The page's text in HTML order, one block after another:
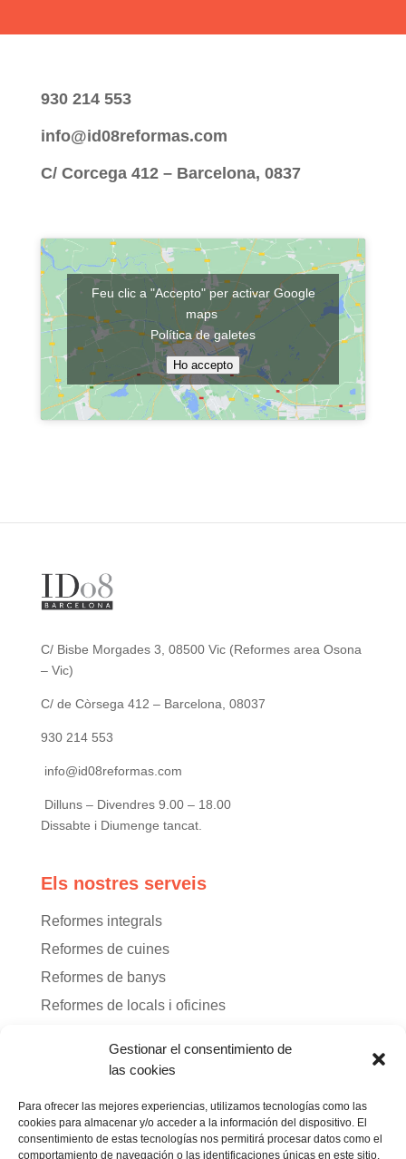
Gestionar el consentimiento de
las cookies
Para ofrecer las mejores experiencias, utilizamos tecnologías como las
cookies para almacenar y/o acceder a la información del dispositivo. El
consentimiento de estas tecnologías nos permitirá procesar datos como el
comportamiento de navegación o las identificaciones únicas en este sitio.
930 214 553
info@id08reformas.com
C/ Corcega 412 – Barcelona, 0837
Feu clic a "Accepto" per activar Google
maps
Política de galetes
Ho accepto
C/ Bisbe Morgades 3, 08500 Vic (Reformes area Osona
– Vic)
C/ de Còrsega 412 – Barcelona, 08037
930 214 553
info@id08reformas.com
Dilluns – Divendres 9.00 – 18.00
Dissabte i Diumenge tancat.
Els nostres serveis
Reformes integrals
Reformes de cuines
Reformes de banys
Reformes de locals i oficines
Disseny d’interiors
Enllaços legals